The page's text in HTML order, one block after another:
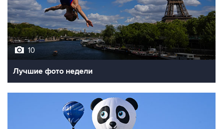
10
Лучшие фото недели